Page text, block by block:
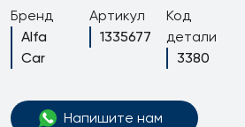
Бренд
Alfa
Car
Артикул
1335677
Код
детали
3380
Напишите нам